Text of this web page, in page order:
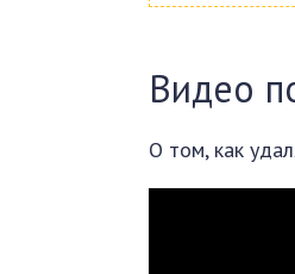
Видео
О том, как